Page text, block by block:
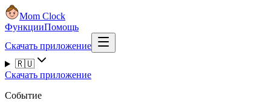
Mom Clock
ФункцииПомощь
Скачать приложение
🇷🇺
Скачать приложение
Событие